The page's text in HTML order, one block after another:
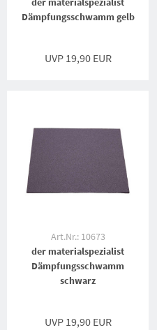
Dämpfungsschwamm gelb
UVP 19,90 EUR
Art.Nr.: 10673
der materialspezialist
Dämpfungsschwamm
schwarz
UVP 19,90 EUR